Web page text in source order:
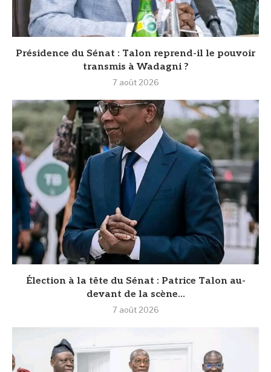
Présidence du Sénat : Talon reprend-il le pouvoir
transmis à Wadagni ?
7 août 2026
Élection à la tête du Sénat : Patrice Talon au-
devant de la scène...
7 août 2026